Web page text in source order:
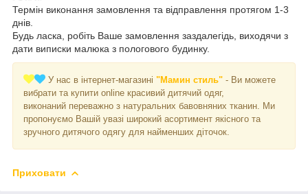
Термін виконання замовлення та відправлення протягом 1-3
днів.
Будь ласка, робіть Ваше замовлення заздалегідь, виходячи з
дати виписки малюка з пологового будинку.
У нас в інтернет-магазині "Мамин стиль" - Ви можете
вибрати та купити online красивий дитячий одяг,
виконаний переважно з натуральних бавовняних тканин. Ми
пропонуємо Вашій увазі широкий асортимент якісного та
зручного дитячого одягу для найменших діточок.
Приховати